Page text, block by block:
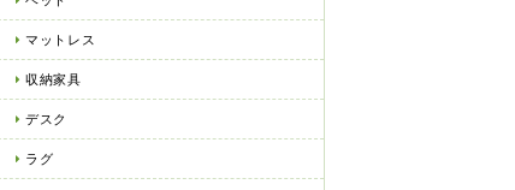
マットレス
収納家具
デスク
ラグ